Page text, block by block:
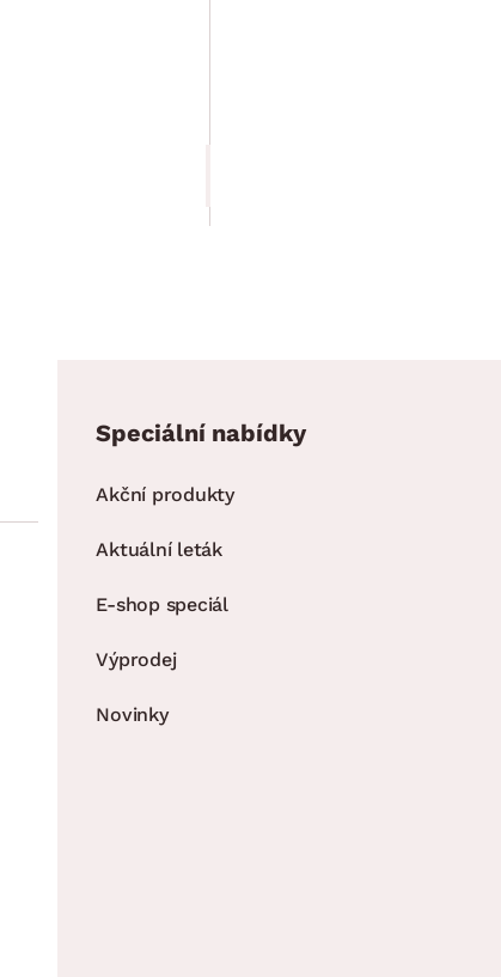
Speciální nabídky
Akční produkty
Aktuální leták
E-shop speciál
Výprodej
Novinky